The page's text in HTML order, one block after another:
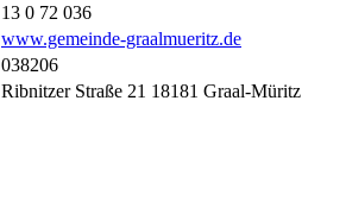
13 0 72 036
www.gemeinde-graalmueritz.de
038206
Ribnitzer Straße 21 18181 Graal-Müritz